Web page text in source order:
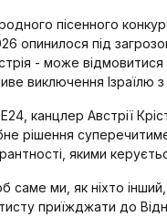
пісенного
опинилося під
- може
виключення Ізраїлю з
канцлер Австрії
рішення
якими
ми, як ніхто
приїжджати до